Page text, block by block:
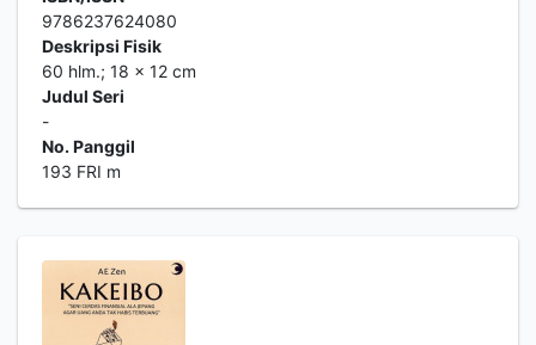
9786237624080
Deskripsi Fisik
60 hlm.; 18 x 12 cm
Judul Seri
-
No. Panggil
193 FRI m